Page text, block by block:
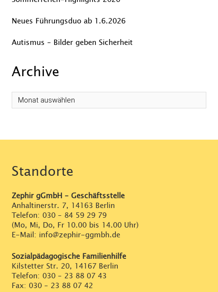
Neues Führungsduo ab 1.6.2026
Autismus – Bilder geben Sicherheit
Archive
Archive
Standorte
Zephir gGmbH – Geschäftsstelle
Anhaltinerstr. 7, 14163 Berlin
Telefon: 030 – 84 59 29 79
(Mo, Mi, Do, Fr 10.00 bis 14.00 Uhr)
E-Mail: info@zephir-ggmbh.de
Sozialpädagogische Familienhilfe
Kilstetter Str. 20, 14167 Berlin
Telefon: 030 – 23 88 07 43
Fax: 030 – 23 88 07 42